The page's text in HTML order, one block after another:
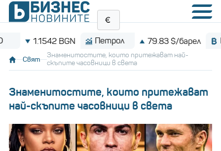
Петрол 79.83 $/барел Bitcoin
Свят
Знаменитостите, които притежават най-
скъпите часовници в света
Знаменитостите, които притежават
най-скъпите часовници в света